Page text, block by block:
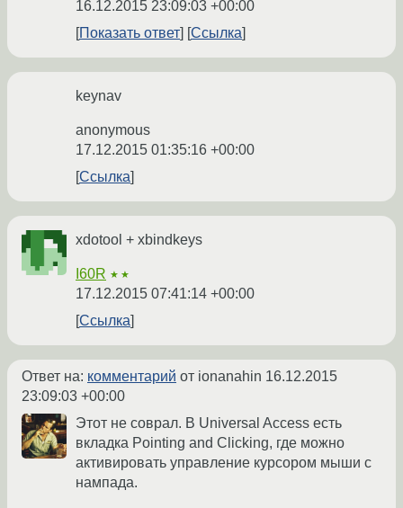
16.12.2015 23:09:03 +00:00
Показать ответ
Ссылка
keynav
anonymous
17.12.2015 01:35:16 +00:00
Ссылка
xdotool + xbindkeys
I60R ★★
17.12.2015 07:41:14 +00:00
Ссылка
Ответ на: комментарий от ionanahin 16.12.2015
23:09:03 +00:00
Этот не соврал. В Universal Access есть
вкладка Pointing and Clicking, где можно
активировать управление курсором мыши с
нампада.